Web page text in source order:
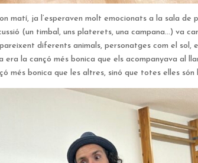
matí, ja l’esperaven molt emocionats a la sala
(un timbal, uns platerets, una campana…) va
diferents animals, personatges com el
era la cançó més bonica que els acompanyava al
més bonica que les altres, sinó que totes elles són